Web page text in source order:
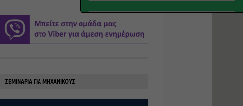
ΣΕΜΙΝΑΡΙΑ ΓΙΑ ΜΗΧΑΝΙΚΟΥΣ
υλοποίηση
φωτοβολταϊκών
Τιμή από: €230.00